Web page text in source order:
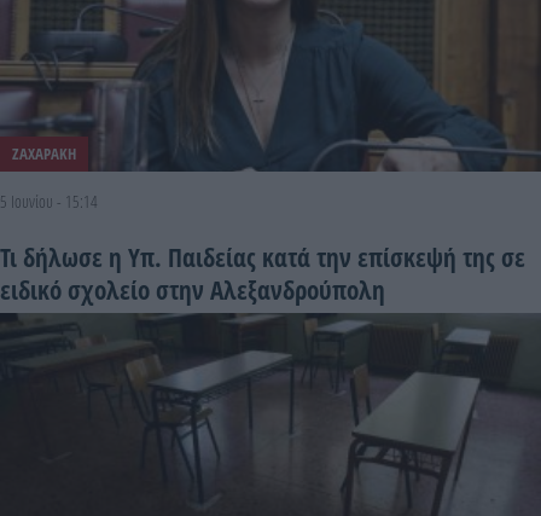
ΖΑΧΑΡΑΚΗ
5 Ιουνίου - 15:14
Τι δήλωσε η Υπ. Παιδείας κατά την επίσκεψή της σε
ειδικό σχολείο στην Αλεξανδρούπολη